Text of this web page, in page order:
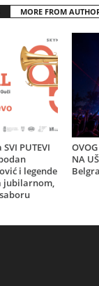
MORE FROM
PUTEVI
i legende
jubilarnom,
NA